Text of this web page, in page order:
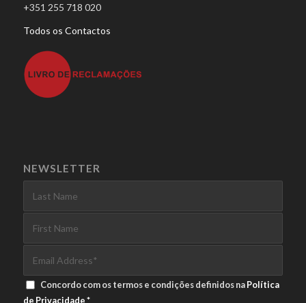
+351 255 718 020
Todos os Contactos
NEWSLETTER
Concordo com os termos e condições definidos naPolítica
de Privacidade*